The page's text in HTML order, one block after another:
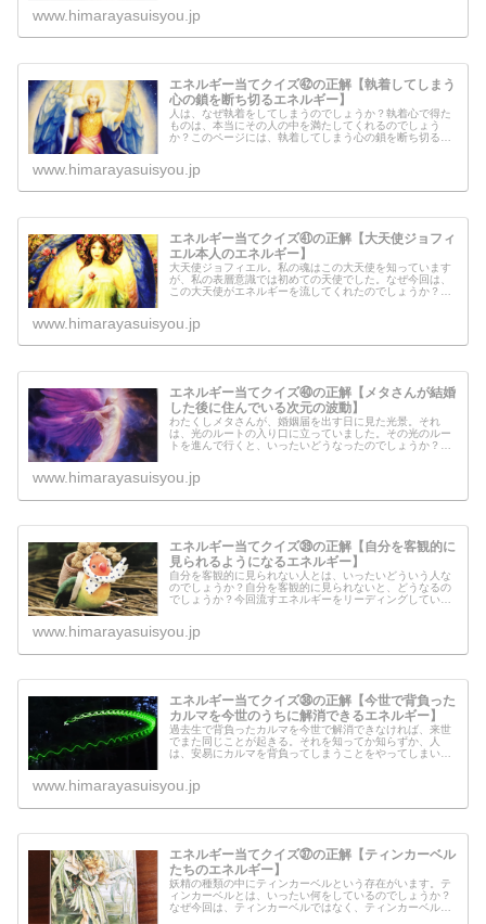
ひとりが目覚めて欲しいのです。
www.himarayasuisyou.jp
エネルギー当てクイズ㊷の正解【執着してしまう
心の鎖を断ち切るエネルギー】
人は、なぜ執着をしてしまうのでしょうか？執着心で得た
ものは、本当にその人の中を満たしてくれるのでしょう
か？このページには、執着してしまう心の鎖を断ち切るエ
ずは、自分の中にある、本当に大切に...
www.himarayasuisyou.jp
エネルギー当てクイズ㊶の正解【大天使ジョフィ
エル本人のエネルギー】
大天使ジョフィエル。私の魂はこの大天使を知っています
が、私の表層意識では初めての天使でした。なぜ今回は、
この大天使がエネルギーを流してくれたのでしょうか？大
んでみてください。
www.himarayasuisyou.jp
エネルギー当てクイズ㊵の正解【メタさんが結婚
した後に住んでいる次元の波動】
わたくしメタさんが、婚姻届を出す日に見た光景。それ
は、光のルートの入り口に立っていました。その光のルー
トを進んで行くと、いったいどうなったのでしょうか？今
ト」の波動を感じていただければと思...
www.himarayasuisyou.jp
エネルギー当てクイズ㊴の正解【自分を客観的に
見られるようになるエネルギー】
自分を客観的に見られない人とは、いったいどういう人な
のでしょうか？自分を客観的に見られないと、どうなるの
でしょうか？今回流すエネルギーをリーディングしている
わかりました。口には出してくれな...
www.himarayasuisyou.jp
エネルギー当てクイズ㊳の正解【今世で背負った
カルマを今世のうちに解消できるエネルギー】
過去生で背負ったカルマを今世で解消できなければ、来世
でまた同じことが起きる。それを知ってか知らずか、人
は、安易にカルマを背負ってしまうことをやってしまいま
間違ってやってしまったことを今世の...
www.himarayasuisyou.jp
エネルギー当てクイズ㊲の正解【ティンカーベル
たちのエネルギー】
妖精の種類の中にティンカーベルという存在がいます。テ
ィンカーベルとは、いったい何をしているのでしょうか？
なぜ今回は、ティンカーベルではなく、ティンカーベルた